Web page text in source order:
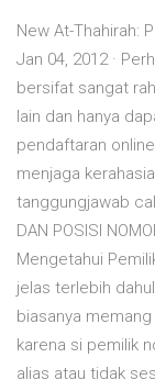
New At-Thahirah:
Jan 04, 2012 ·
bersifat sangat
lain dan hanya
pendaftaran
menjaga
tanggungjawab
DAN POSISI
Mengetahui
jelas terlebih
biasanya
karena si pemilik
alias atau tidak